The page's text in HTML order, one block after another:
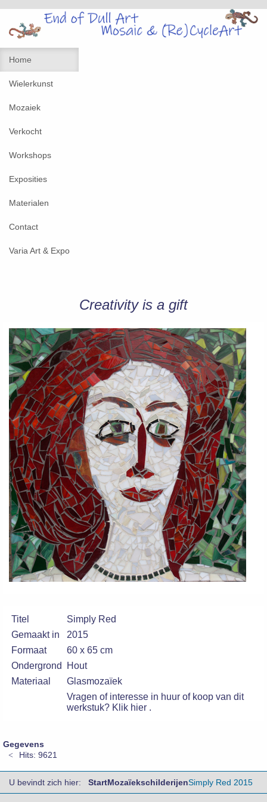
Home
Wielerkunst
Mozaiek
Verkocht
Workshops
Exposities
Materialen
Contact
Varia Art & Expo
Creativity is a gift
Titel
Simply Red
Gemaakt in
2015
Formaat
60 x 65 cm
Ondergrond
Hout
Materiaal
Glasmozaïek
Vragen of interesse in huur of koop van dit
werkstuk? Klik hier .
Gegevens
Hits: 9621
U bevindt zich hier: StartMozaïekschilderijenSimply Red 2015